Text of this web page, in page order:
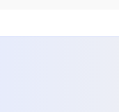
결과를 기다려 보자. 잘 안